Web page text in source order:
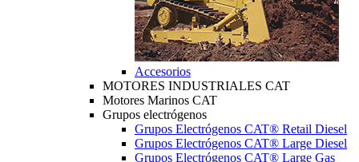
Accesorios
MOTORES INDUSTRIALES CAT
Motores Marinos CAT
Grupos electrógenos
Grupos Electrógenos CAT® Retail Diesel
Grupos Electrógenos CAT® Large Diesel
Grupos Electrógenos CAT® Large Gas